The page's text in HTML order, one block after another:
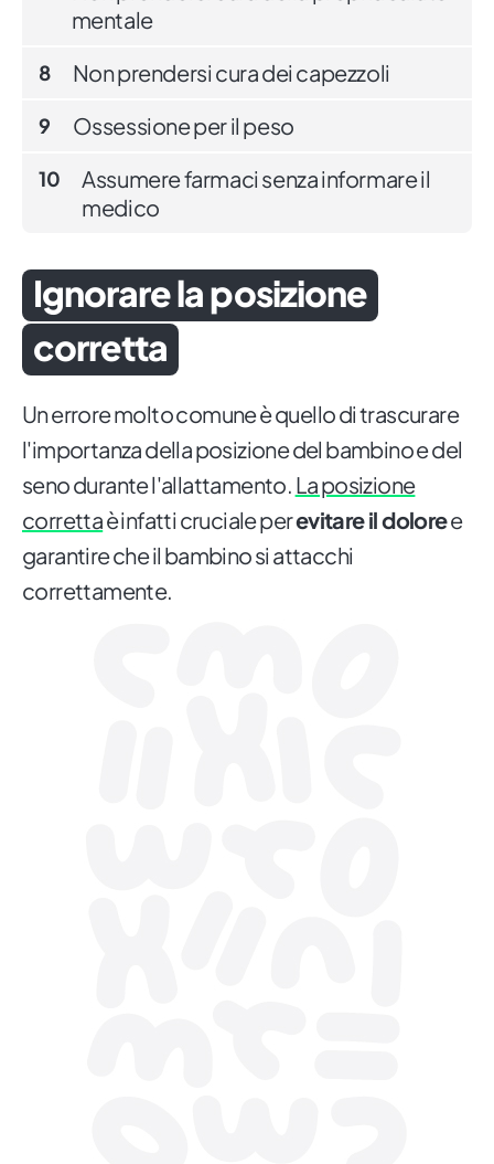
mentale
8 Non prendersi cura dei capezzoli
9 Ossessione per il peso
10
Assumere farmaci senza informare il
medico
Ignorare la posizione
corretta
Un errore molto comune è quello di trascurare
l'importanza della posizione del bambino e del
seno durante l'allattamento. La posizione
correttaè infatti cruciale perevitare il doloree
garantire che il bambino si attacchi
correttamente.